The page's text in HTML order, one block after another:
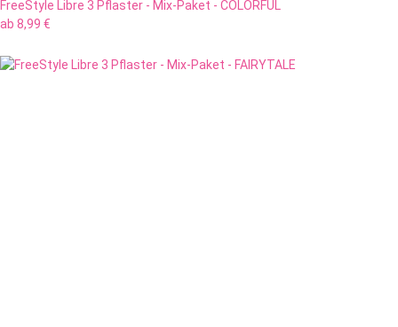
FreeStyle Libre 3 Pflaster - Mix-Paket - COLORFUL
ab 8,99 €